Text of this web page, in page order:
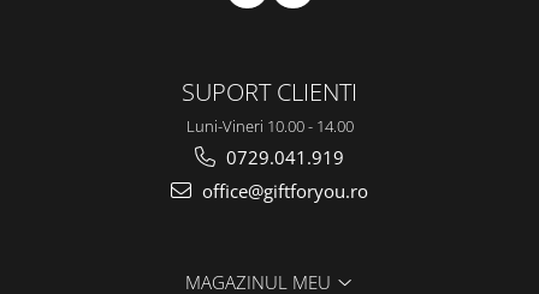
SUPORT CLIENTI
Luni-Vineri 10.00 - 14.00
0729.041.919
office@giftforyou.ro
MAGAZINUL MEU